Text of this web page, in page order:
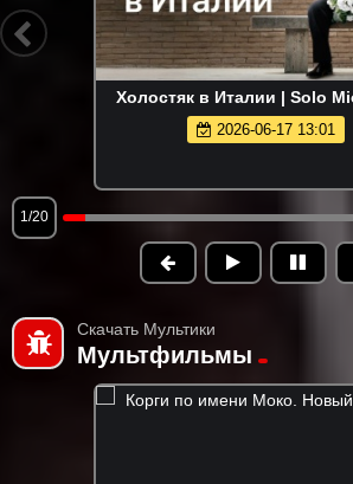
Холостяк в Италии | Solo
2026-06-17 13:01
1/20
Скачать Мультики
Мультфильмы